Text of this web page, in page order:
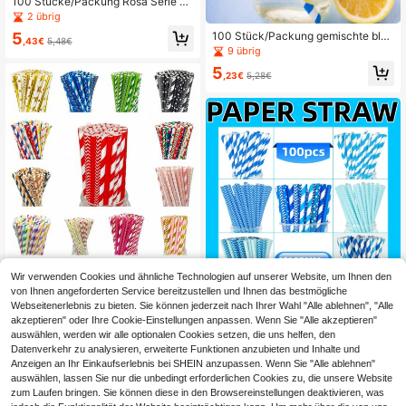
pierstrohhalme - 6*197mm, Rosa G
etränke, geeignet für Mädchen, perf
ekt für Feiertagspartys und Hochzei
Dekorationen, Valentinstag Party, H
eimdekoration, Heimgeschenke
2 übrig
5 ,43€ 5,48€
14 Stk./25 Stk./100 Stk. gemischte
farbige Papierstrohhalme, mehrere
Musteroptionen, Feiertagsbedarf, P
apierstäbe, Neujahr, Valentinstag, H
ochzeit, Jahrestag, Partydekoration
Strohhalme, Milchtee, Getränke, Ka
ffee, Saft Strohhalme, Einwegstrohh
alme, Strohhalme, Papierstrohhalm-
Serie
24 übrig
5,39€
100 Stück/Packung gemischte blau
e Papierstrohhalme (Durchmesser:
0,24 Zoll, Länge: 7,75 Zoll) | Party D
ekorations Strohhalme, geeignet für
ideal für Valentinstag, Geburtstag, H
ochzeit, Abschlussfeier
9 übrig
5 ,23€ 5,28€
100 Stücke/Packung gemischte bla
ue Papierstrohhalme (Durchmesser:
0,24 Zoll, Länge: 7,75 Zoll) | Party D
ekorative Strohhalme, Einweg-Papi
erstrohhalme für Getränke, geeigne
t für Saft, Milchshakes, Sommercoc
ktails, Abschlussfeier Partyzubehör
20 übrig
5 5,28€
Wir verwenden Cookies und ähnliche Technologien auf unserer Website, um Ihnen den
von Ihnen angeforderten Service bereitzustellen und Ihnen das bestmögliche
Webseitenerlebnis zu bieten. Sie können jederzeit nach Ihrer Wahl "Alle ablehnen", "Alle
akzeptieren" oder Ihre Cookie-Einstellungen anpassen. Wenn Sie "Alle akzeptieren"
auswählen, werden wir alle optionalen Cookies setzen, die uns helfen, den
Datenverkehr zu analysieren, erweiterte Funktionen anzubieten und Inhalte und
Anzeigen an Ihr Einkaufserlebnis bei SHEIN anzupassen. Wenn Sie "Alle ablehnen"
auswählen, lassen Sie nur die unbedingt erforderlichen Cookies zu, die unsere Website
zum Laufen bringen. Sie können diese in den Browsereinstellungen deaktivieren, was